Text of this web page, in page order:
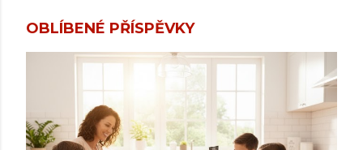
OBLÍBENÉ PŘÍSPĚVKY